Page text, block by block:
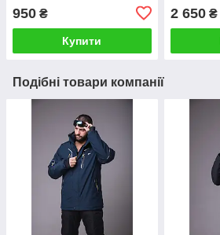
950 ₴
Купити
2 650₴
Подібні товари компанії